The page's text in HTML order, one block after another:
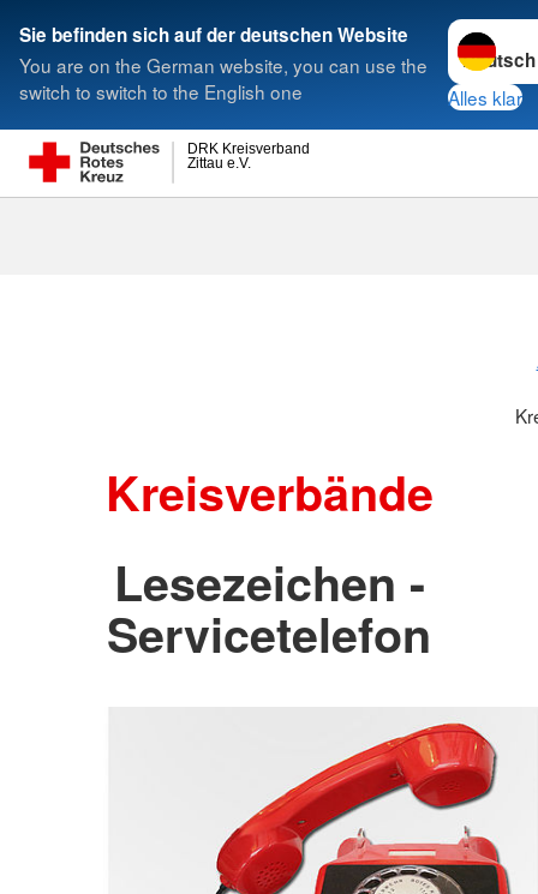
Sie befinden sich auf der deutschen Website
You are on the German website, you can use the
switch to switch to the English one
Sprache
Alles klar
Zittau e.V.
DRK Kreisverband
Suche
Kreisverbände
Lesezeichen -
Servicetelefon